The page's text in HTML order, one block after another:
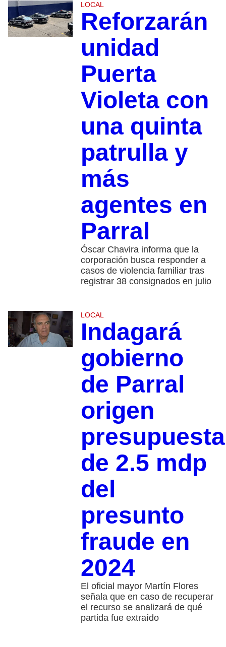
LOCAL
Reforzarán
unidad
Puerta
Violeta con
una quinta
patrulla y
más
agentes en
Parral
Óscar Chavira informa que la
corporación busca responder a
casos de violencia familiar tras
registrar 38 consignados en julio
LOCAL
Indagará
gobierno
de Parral
origen
de 2.5 mdp
del
presunto
fraude en
2024
El oficial mayor Martín Flores
señala que en caso de recuperar
el recurso se analizará de qué
partida fue extraído